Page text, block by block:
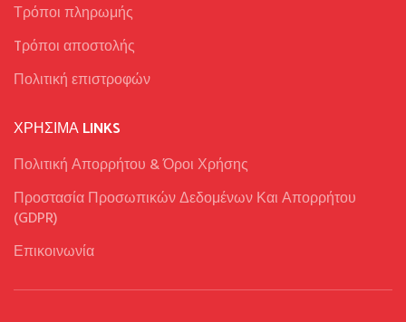
Τρόποι πληρωμής
Tρόποι αποστολής
Πολιτική επιστροφών
ΧΡΉΣΙΜΑ LINKS
Πολιτική Απορρήτου & Όροι Χρήσης
Προστασία Προσωπικών Δεδομένων Και Απορρήτου
(GDPR)
Επικοινωνία